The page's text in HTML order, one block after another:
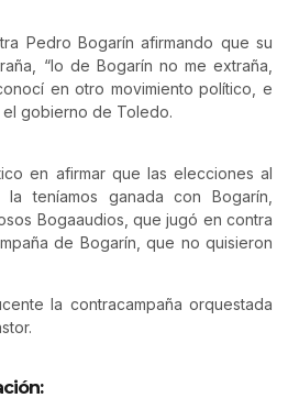
Pedro Bogarín afirmando que su
“lo de Bogarín no me extraña,
en otro movimiento político, e
gobierno de Toledo.
en afirmar que las elecciones al
la teníamos ganada con Bogarín,
Bogaaudios, que jugó en contra
de Bogarín, que no quisieron
la contracampaña orquestada